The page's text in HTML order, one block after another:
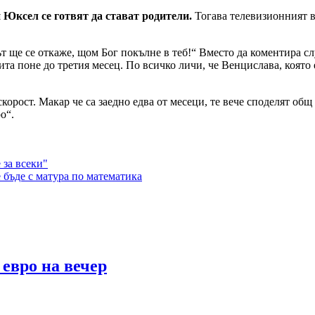
се готвят да стават родители. Тогава телевизионният
се откаже, щом Бог покълне в теб!“ Вместо да коментира
поне до третия месец. По всичко личи, че Венцислава,
Макар че са заедно едва от месеци, те вече споделят
всеки"
с матура по математика
на вечер